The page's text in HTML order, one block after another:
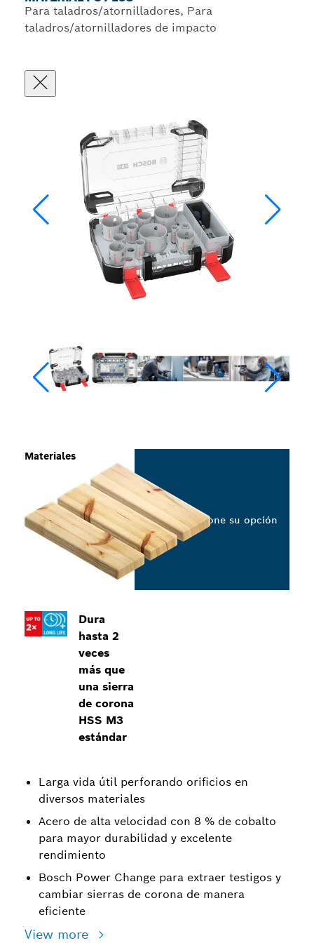
Para taladros/atornilladores, Para
taladros/atornilladores de impacto
Dura
hasta 2
veces
más que
una sierra
de corona
HSS M3
estándar
Larga vida útil perforando orificios en
diversos materiales
Acero de alta velocidad con 8 % de cobalto
para mayor durabilidad y excelente
rendimiento
Bosch Power Change para extraer testigos y
cambiar sierras de corona de manera
eficiente
View more
Materiales
Seleccione su opción